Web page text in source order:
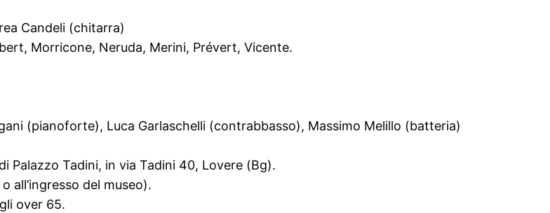
Candeli (chitarra)
Morricone, Neruda, Merini, Prévert, Vicente.
(pianoforte), Luca Garlaschelli (contrabbasso), Massimo Melillo (batteria)
Palazzo Tadini, in via Tadini 40, Lovere (Bg).
all’ingresso del museo).
over 65.